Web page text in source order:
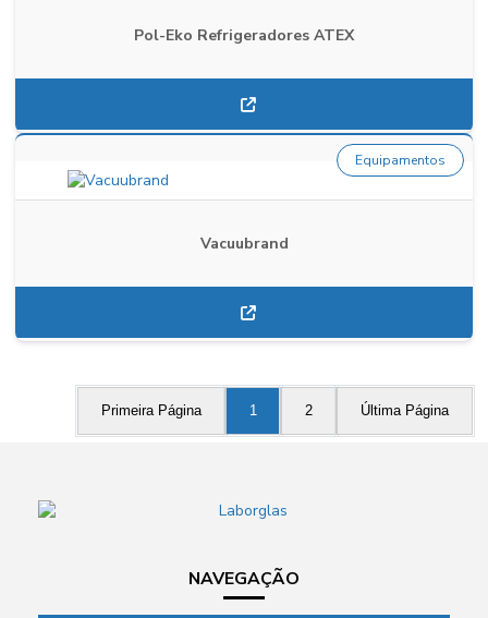
Pol-Eko Refrigeradores ATEX
Vacuubrand
Equipamentos
Primeira Página 1 2 Última Página
NAVEGAÇÃO